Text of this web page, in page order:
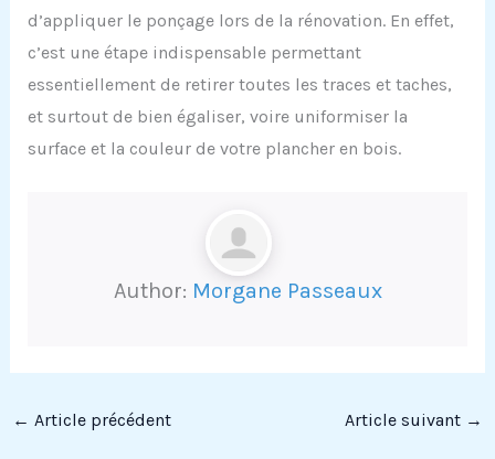
d’appliquer le ponçage lors de la rénovation. En effet,
c’est une étape indispensable permettant
essentiellement de retirer toutes les traces et taches,
et surtout de bien égaliser, voire uniformiser la
surface et la couleur de votre plancher en bois.
Author: Morgane Passeaux
← Article précédent Article suivant →